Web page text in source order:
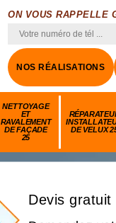
ON VOUS RAPPELLE
NOS RÉALISATIONS
NETTOYAGE
ET
RAVALEMENT
DE FAÇADE
25
DE VELUX
Devis gratuit